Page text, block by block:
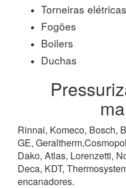
Torneiras elétricas
Fogões
Boilers
Duchas
Rinnai, Komeco, Bosch,
GE,
Dako, Atlas, Lorenzetti,
Deca, KDT,
encanadores.